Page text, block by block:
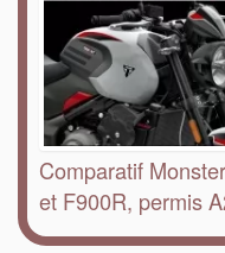
Comparatif
et F900R, permis